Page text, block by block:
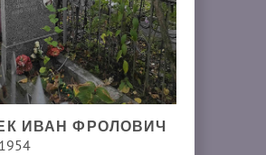
ИВАН ФРОЛОВИЧ